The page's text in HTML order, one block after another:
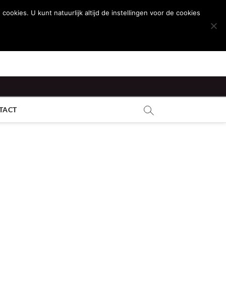
U kunt natuurlijk altijd de instellingen voor de cookies